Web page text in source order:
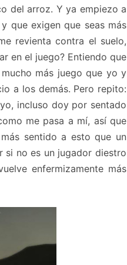
del arroz. Y ya empiezo a
que exigen que seas más
revienta contra el suelo,
en el juego? Entiendo que
más juego que yo y
a los demás. Pero repito:
incluso doy por sentado
me pasa a mí, así que
sentido a esto que un
si no es un jugador diestro
enfermizamente más